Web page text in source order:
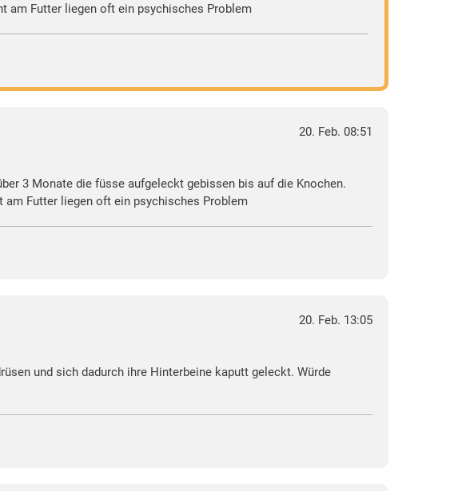
am Futter liegen oft ein psychisches Problem
20. Feb. 08:51
3 Monate die füsse aufgeleckt gebissen bis auf die Knochen.
Futter liegen oft ein psychisches Problem
20. Feb. 13:05
und sich dadurch ihre Hinterbeine kaputt geleckt. Würde